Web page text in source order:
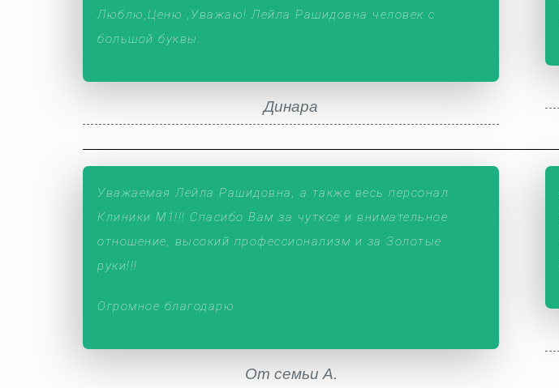
Люблю,Ценю ,Уважаю! Лейла Рашидовна человек с
большой буквы.
Динара
Уважаемая Лейла Рашидовна, а также весь персонал
Клиники М1!!! Спасибо Вам за чуткое и внимательное
отношение, высокий профессионализм и за Золотые
руки!!!
Огромное благодарю
От семьи А.